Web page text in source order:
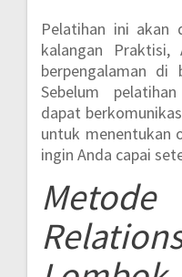
Pelatihan ini akan
kalangan Praktisi,
berpengalaman di
Sebelum
dapat
untuk menentukan
ingin Anda capai